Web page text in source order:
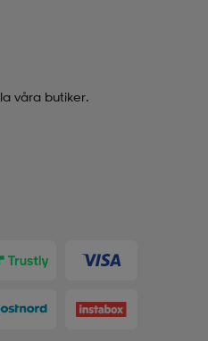
våra butiker.